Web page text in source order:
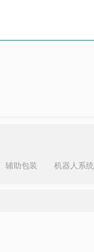
辅助包装 机器人系统